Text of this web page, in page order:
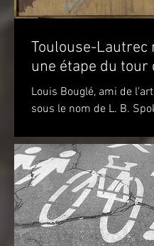
Toulouse-Lautrec
une étape du tour
Louis Bouglé, ami de
sous le nom de L. B.
Lautrec 1898 (huile...